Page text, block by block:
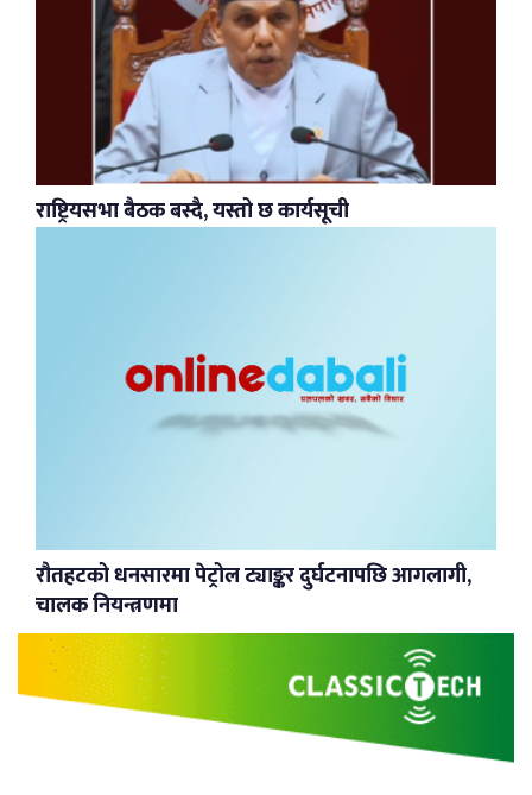
राष्ट्रियसभा बैठक बस्दै, यस्तो छ कार्यसूची
रौतहटको धनसारमा पेट्रोल ट्याङ्कर दुर्घटनापछि आगलागी,
चालक नियन्त्रणमा